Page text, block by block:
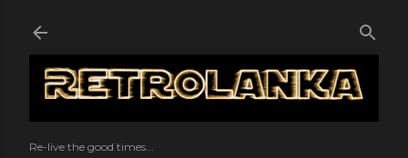
Re-live the good times...